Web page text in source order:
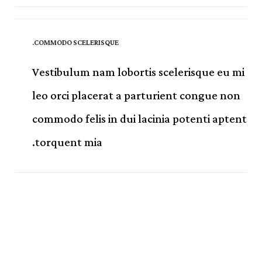
COMMODO SCELERISQUE.
Vestibulum nam lobortis scelerisque eu mi
leo orci placerat a parturient congue non
commodo felis in dui lacinia potenti aptent
torquent mia.